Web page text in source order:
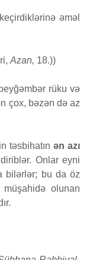
əməl
Azan, 18.))
rüku və
çox, bəzən də az
təsbihatın ən azı
Onlar eyni
bilərlər; bu da öz
olunan
Fatir surəsi
cəzası
30 Baxış